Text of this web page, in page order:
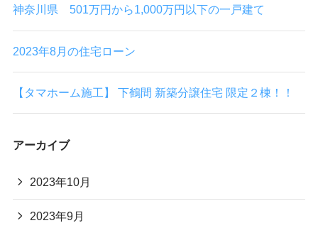
神奈川県 501万円から1,000万円以下の一戸建て
2023年8月の住宅ローン
【タマホーム施工】 下鶴間 新築分譲住宅 限定２棟！！
アーカイブ
2023年10月
2023年9月